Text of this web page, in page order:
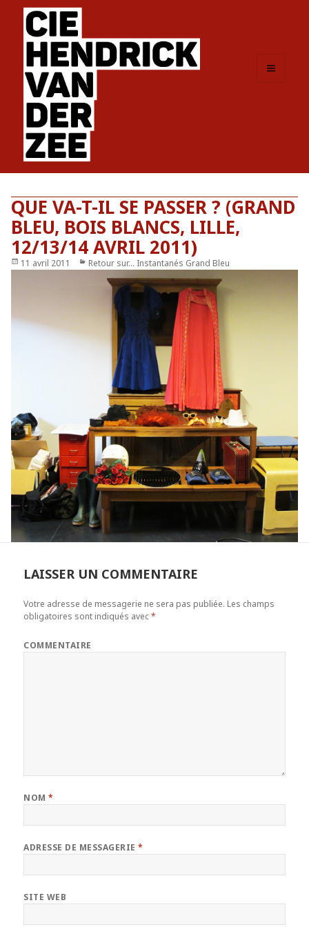
QUE VA-T-IL SE PASSER ? (GRAND
BLEU, BOIS BLANCS, LILLE,
12/13/14 AVRIL 2011)
Publié
11 avril 2011 Catégories
Retour sur... Instantanés Grand Bleu
LAISSER UN COMMENTAIRE
Votre adresse de messagerie ne sera pas publiée. Les champs
obligatoires sont indiqués avec*
COMMENTAIRE
NOM*
ADRESSE DE MESSAGERIE*
SITE WEB